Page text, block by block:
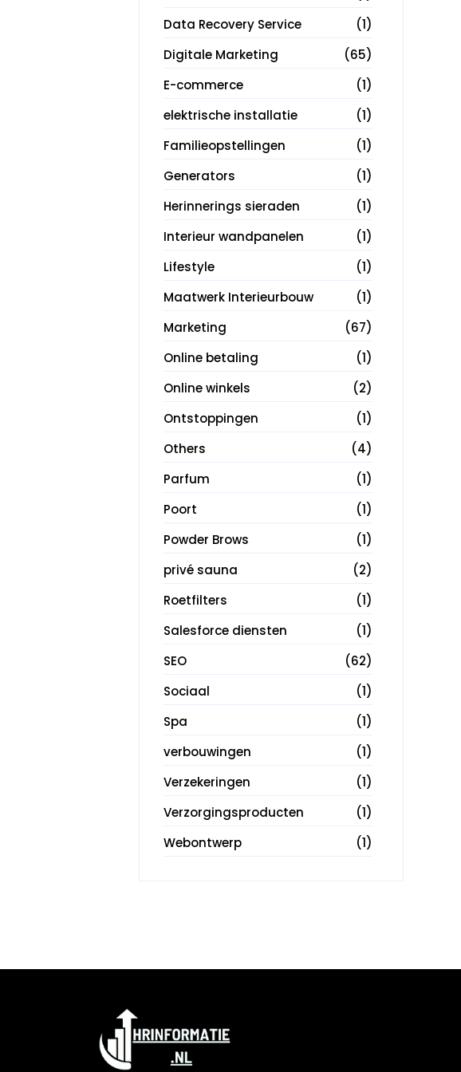
Data Recovery Service
(1)
Digitale Marketing
(65)
E-commerce
(1)
elektrische installatie
(1)
Familieopstellingen
(1)
Generators
(1)
Herinnerings sieraden
(1)
Interieur wandpanelen
(1)
Lifestyle
(1)
Maatwerk Interieurbouw
(1)
Marketing
(67)
Online betaling
(1)
Online winkels
(2)
Ontstoppingen
(1)
Others
(4)
Parfum
(1)
Poort
(1)
Powder Brows
(1)
privé sauna
(2)
Roetfilters
(1)
Salesforce diensten
(1)
SEO
(62)
Sociaal
(1)
Spa
(1)
verbouwingen
(1)
Verzekeringen
(1)
Verzorgingsproducten
(1)
Webontwerp
(1)